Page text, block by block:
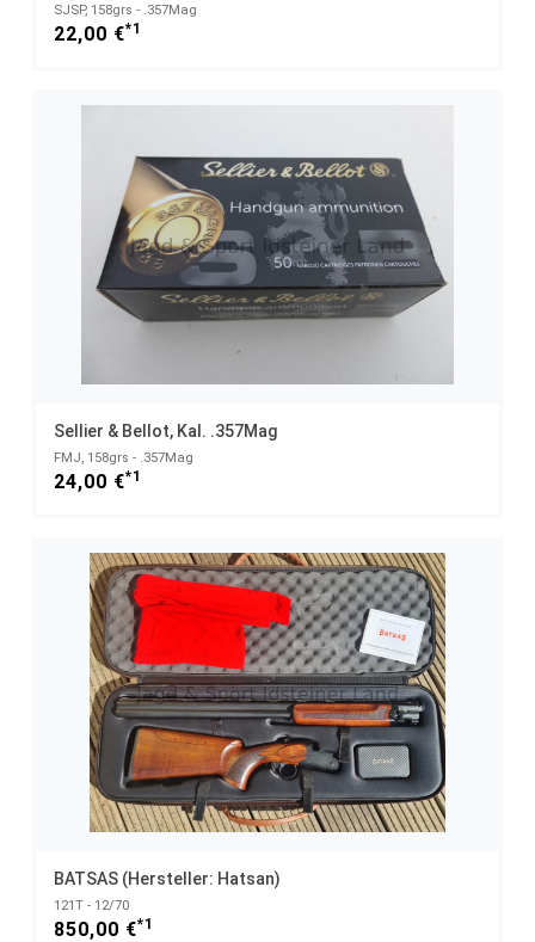
SJSP, 158grs - .357Mag
22,00 €*1
Sellier & Bellot, Kal. .357Mag
FMJ, 158grs - .357Mag
24,00 €*1
BATSAS (Hersteller: Hatsan)
121T - 12/70
850,00 €*1